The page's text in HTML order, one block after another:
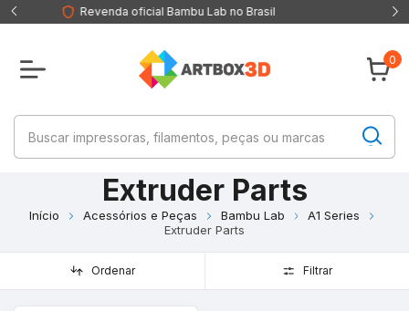
Produtos originais, nota fiscal e garantia
0
Extruder Parts
Início Acessórios e Peças Bambu Lab
A1 Series
Extruder Parts
Ordenar Filtrar